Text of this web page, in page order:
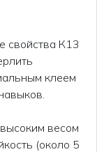
свойства К13
клеем
весом
(около 5